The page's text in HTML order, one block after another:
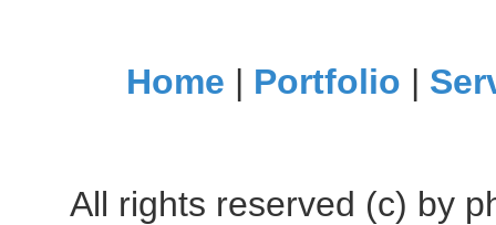
Home | Portfolio |
All rights reserved (c) by